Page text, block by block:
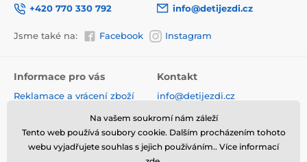
+420 770 330 792
info@detijezdi.cz
Jsme také na: Facebook Instagram
Informace pro vás
Reklamace a vrácení zboží
Obchodní podmínky
Ochrana osobních údajů
Hodnocení obchodu
Kontakt
info@detijezdi.cz
770 330 792 (Po-Pá 10-16 hod)
Instagram detijezdi.cz/
Na vašem soukromí nám záleží
Tento web používá soubory cookie. Dalším procházením tohoto
webu vyjadřujete souhlas s jejich používáním.. Více informací